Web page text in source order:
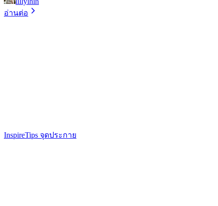
อ่านต่อ
InspireTips จุดประกาย